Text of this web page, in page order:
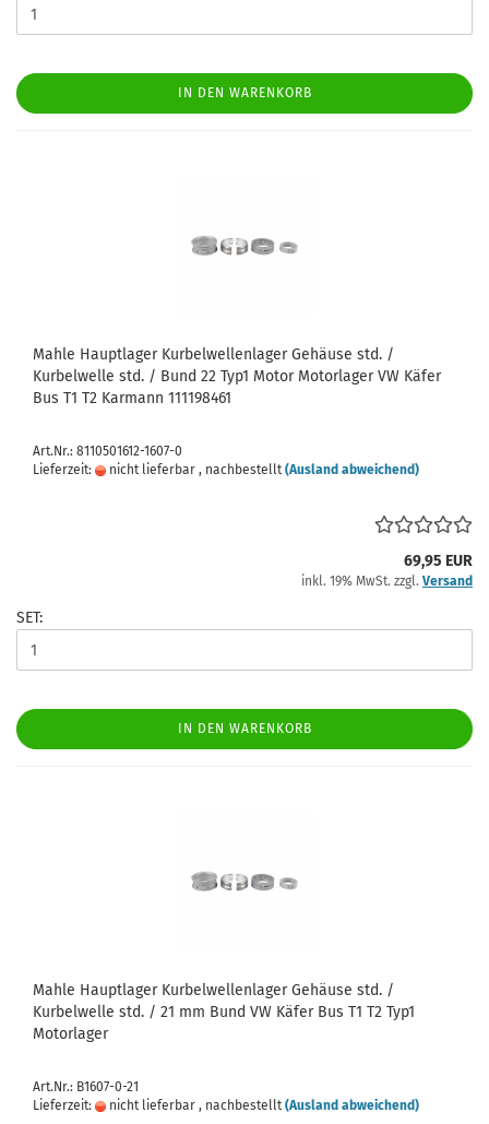
IN DEN WARENKORB
Mahle Hauptlager Kurbelwellenlager Gehäuse std. /
Kurbelwelle std. / Bund 22 Typ1 Motor Motorlager VW Käfer
Bus T1 T2 Karmann 111198461
Art.Nr.: 8110501612-1607-0
Lieferzeit:
nicht lieferbar , nachbestellt (Ausland abweichend)
69,95 EUR
inkl. 19% MwSt. zzgl. Versand
SET:
IN DEN WARENKORB
Mahle Hauptlager Kurbelwellenlager Gehäuse std. /
Kurbelwelle std. / 21 mm Bund VW Käfer Bus T1 T2 Typ1
Motorlager
Art.Nr.: B1607-0-21
Lieferzeit:
nicht lieferbar , nachbestellt (Ausland abweichend)